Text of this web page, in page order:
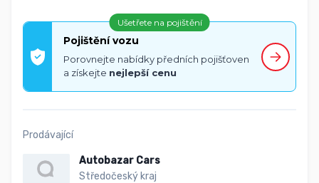
Ušetřete na pojištění
Pojištění vozu
Porovnejte nabídky předních pojišťoven
a získejte nejlepší cenu
Prodávající
Autobazar Cars
Středočeský kraj